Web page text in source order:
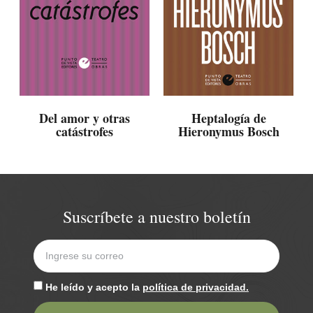
Del amor y otras
catástrofes
Heptalogía de
Hieronymus Bosch
Suscríbete a nuestro boletín
He leído y acepto la política de privacidad.